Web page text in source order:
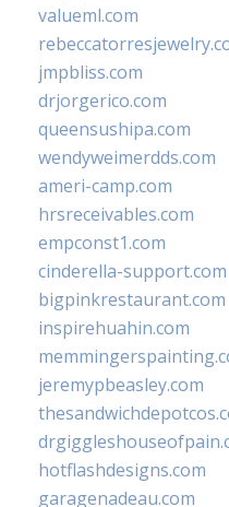
valueml.com
jmpbliss.com
drjorgerico.com
queensushipa.com
wendyweimerdds.com
ameri-camp.com
hrsreceivables.com
empconst1.com
cinderella-support.com
bigpinkrestaurant.com
inspirehuahin.com
jeremypbeasley.com
hotflashdesigns.com
garagenadeau.com